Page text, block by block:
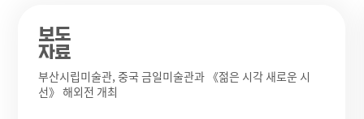
보도
자료
부산시립미술관, 중국 금일미술관과 《젊은 시각 새로운 시
선》 해외전 개최